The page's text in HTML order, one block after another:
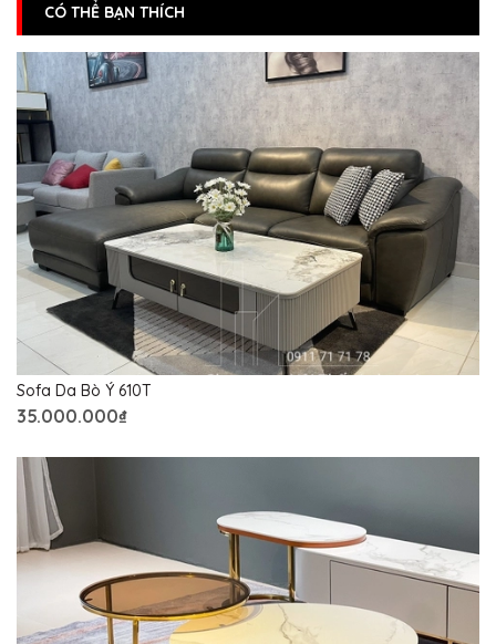
CÓ THỂ BẠN THÍCH
Sofa Da Bò Ý 610T
35.000.000₫